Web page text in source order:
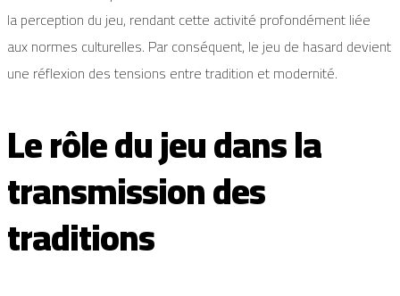
la perception du jeu, rendant cette activité profondément liée
aux normes culturelles. Par conséquent, le jeu de hasard devient
une réflexion des tensions entre tradition et modernité.
Le rôle du jeu dans la
transmission des
traditions